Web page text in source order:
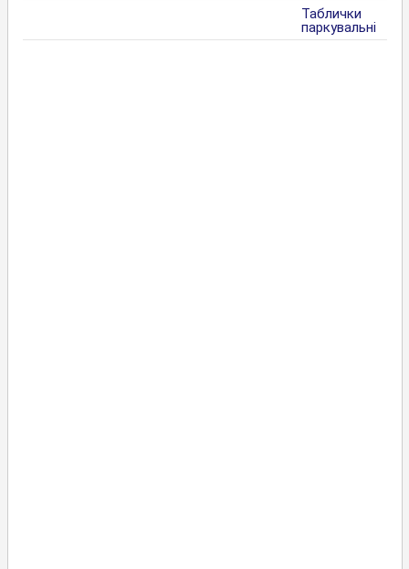
Таблички
паркувальні